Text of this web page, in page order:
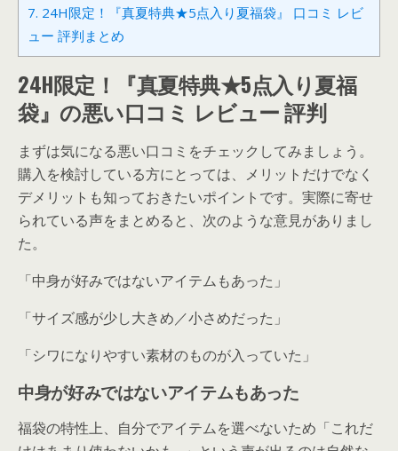
7. 24H限定！『真夏特典★5点入り夏福袋』 口コミ レビ
ュー 評判まとめ
24H限定！『真夏特典★5点入り夏福
袋』の悪い口コミ レビュー 評判
まずは気になる悪い口コミをチェックしてみましょう。
購入を検討している方にとっては、メリットだけでなく
デメリットも知っておきたいポイントです。実際に寄せ
られている声をまとめると、次のような意見がありまし
た。
「中身が好みではないアイテムもあった」
「サイズ感が少し大きめ／小さめだった」
「シワになりやすい素材のものが入っていた」
中身が好みではないアイテムもあった
福袋の特性上、自分でアイテムを選べないため「これだ